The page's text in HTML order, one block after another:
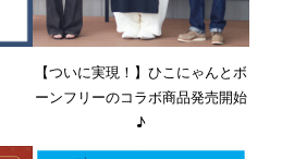
【ついに実現！】ひこにゃんとボ
ーンフリーのコラボ商品発売開始
♪